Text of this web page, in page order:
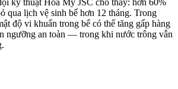
kỹ thuật Hoà Mỹ JSC cho thấy: hơn 60%
qua lịch vệ sinh bể hơn 12 tháng. Trong
độ vi khuẩn trong bể có thể tăng gấp hàng
ngưỡng an toàn — trong khi nước trông vẫn